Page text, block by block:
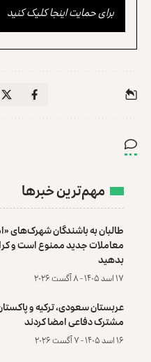
برای حمایت اینجا کلیک کنید
مهم‌ترین خبرها
طالبان به باشندگان شهرک‌های
معاملات جدید ممنوع است و
بدهید
۱۷ اسد ۱۴۰۵ - ۸ آگست ۲۰۲۶
عربستان سعودی، ترکیه و
مشترک دفاعی امضا کردند
۱۶ اسد ۱۴۰۵ - ۷ آگست ۲۰۲۶